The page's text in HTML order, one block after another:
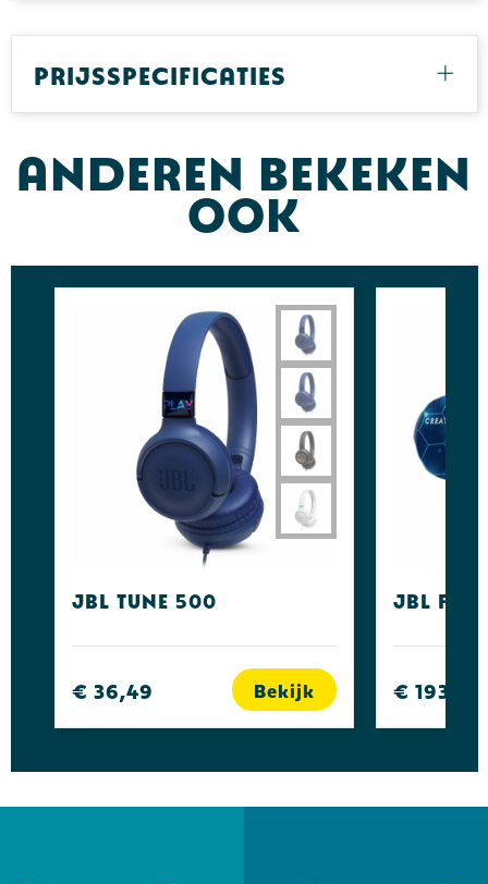
Prijsspecificaties
Anderen bekeken
ook
JBL Tune 500
€ 36,49 Bekijk
JBL Flip
€ 193,79